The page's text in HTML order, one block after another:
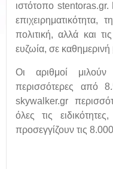
ιστότοπο
επιχειρηματικότητα,
πολιτική, αλλά και
ευζωία, σε
Οι αριθμοί
περισσότερες από
skywalker.gr
όλες τις
προσεγγίζουν τις